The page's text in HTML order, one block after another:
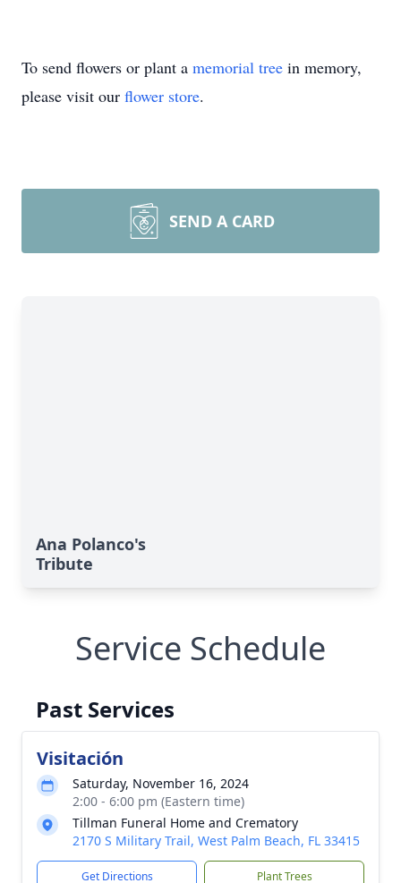
To send flowers or plant a memorial tree in memory,
please visit our flower store.
SEND A CARD
Ana Polanco's
Tribute
Service Schedule
Past Services
Visitación
Saturday, November 16, 2024
2:00 - 6:00 pm (Eastern time)
Tillman Funeral Home and Crematory
2170 S Military Trail, West Palm Beach, FL 33415
Get Directions Plant Trees